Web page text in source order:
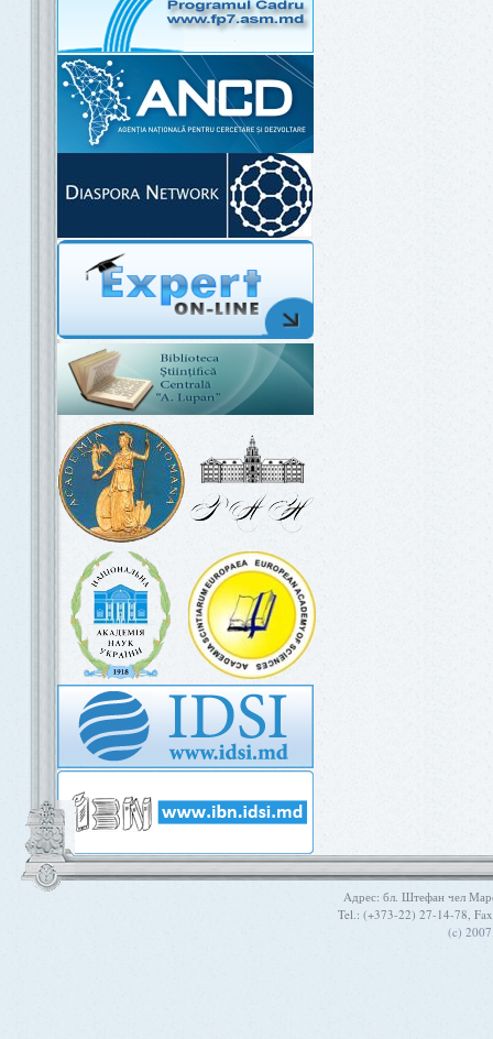
Aдрес: бл. Штефан чел
Tel.: (+373-22) 27-14-78,
(c)